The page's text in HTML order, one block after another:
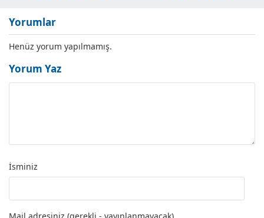
Yorumlar
Henüz yorum yapılmamış.
Yorum Yaz
İsminiz